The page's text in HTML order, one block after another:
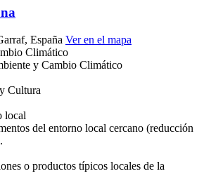
España Ver en el mapa
Climático